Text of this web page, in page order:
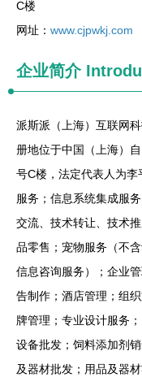
C楼
网址： www.cjpwkj.com
企业简介
派斯派（上海）互联网
册地位于中国（上海）
号C楼，法定代表人为
服务；信息系统集成服
交流、技术转让、技术
品零售；宠物服务（不
信息咨询服务）；企业
告制作；酒店管理；组
牌管理；专业设计服务
设备批发；饲料添加剂
及器材批发；用品及器